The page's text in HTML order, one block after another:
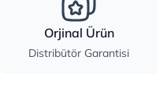
Orjinal Ürün
Distribütör Garantisi